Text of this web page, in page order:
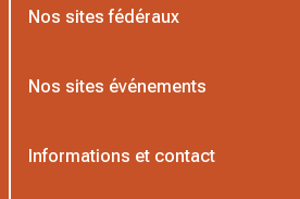
Nos sites fédéraux
Nos sites événements
Informations et contact